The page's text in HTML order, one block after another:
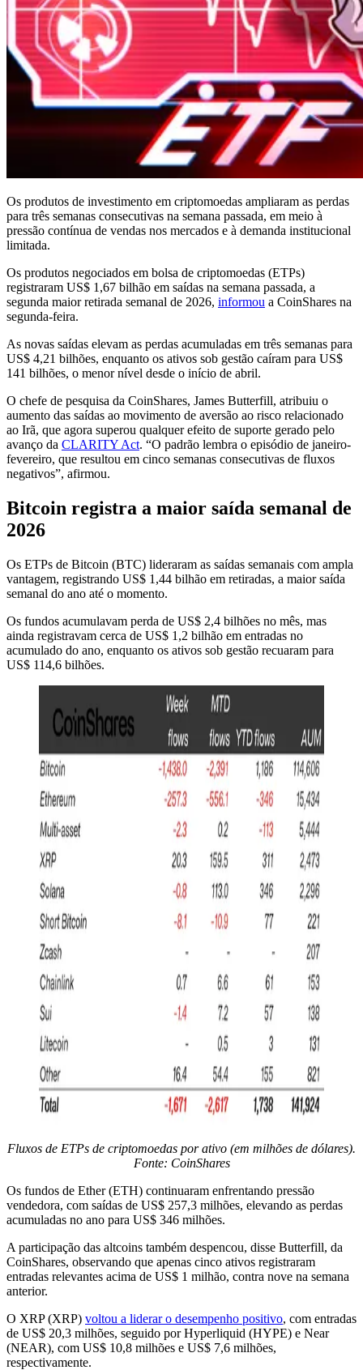
Os produtos de investimento em criptomoedas ampliaram as perdas
para três semanas consecutivas na semana passada, em meio à
pressão contínua de vendas nos mercados e à demanda institucional
limitada.
Os produtos negociados em bolsa de criptomoedas (ETPs)
registraram US$ 1,67 bilhão em saídas na semana passada, a
segunda maior retirada semanal de 2026, informou a CoinShares na
segunda-feira.
As novas saídas elevam as perdas acumuladas em três semanas para
US$ 4,21 bilhões, enquanto os ativos sob gestão caíram para US$
141 bilhões, o menor nível desde o início de abril.
O chefe de pesquisa da CoinShares, James Butterfill, atribuiu o
aumento das saídas ao movimento de aversão ao risco relacionado
ao Irã, que agora superou qualquer efeito de suporte gerado pelo
avanço da CLARITY Act. “O padrão lembra o episódio de janeiro-
fevereiro, que resultou em cinco semanas consecutivas de fluxos
negativos”, afirmou.
Bitcoin registra a maior saída semanal de
2026
Os ETPs de Bitcoin (BTC) lideraram as saídas semanais com ampla
vantagem, registrando US$ 1,44 bilhão em retiradas, a maior saída
semanal do ano até o momento.
Os fundos acumulavam perda de US$ 2,4 bilhões no mês, mas
ainda registravam cerca de US$ 1,2 bilhão em entradas no
acumulado do ano, enquanto os ativos sob gestão recuaram para
US$ 114,6 bilhões.
Fluxos de ETPs de criptomoedas por ativo (em milhões de dólares).
Fonte: CoinShares
Os fundos de Ether (ETH) continuaram enfrentando pressão
vendedora, com saídas de US$ 257,3 milhões, elevando as perdas
acumuladas no ano para US$ 346 milhões.
A participação das altcoins também despencou, disse Butterfill, da
CoinShares, observando que apenas cinco ativos registraram
entradas relevantes acima de US$ 1 milhão, contra nove na semana
anterior.
O XRP (XRP) voltou a liderar o desempenho positivo, com entradas
de US$ 20,3 milhões, seguido por Hyperliquid (HYPE) e Near
(NEAR), com US$ 10,8 milhões e US$ 7,6 milhões,
respectivamente.